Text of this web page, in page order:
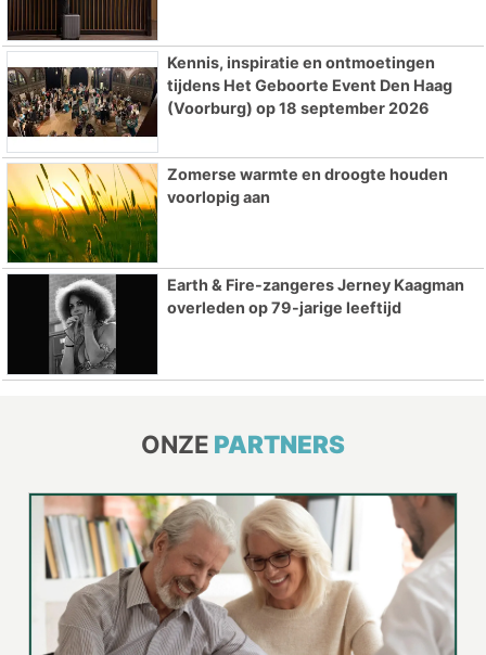
Kennis, inspiratie en ontmoetingen
tijdens Het Geboorte Event Den Haag
(Voorburg) op 18 september 2026
Zomerse warmte en droogte houden
voorlopig aan
Earth & Fire-zangeres Jerney Kaagman
overleden op 79-jarige leeftijd
ONZE PARTNERS